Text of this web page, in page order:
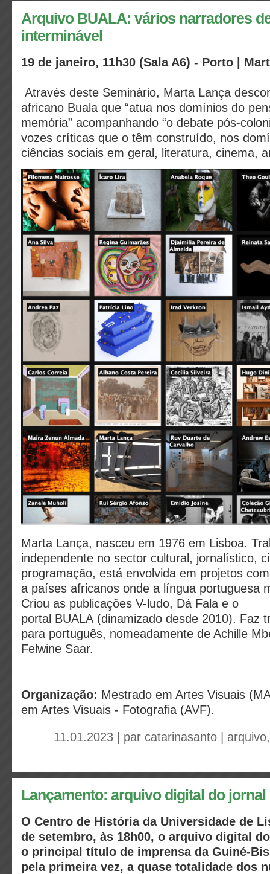
Arquivo BUALA: vários narradores
interminável
19 de janeiro, 11h30 (Sala A6) - Porto |
Através deste Seminário, Marta Lança
africano Buala que “atua nos domínios do
memória” acompanhando “o debate pós-
vozes críticas que o têm construído, nos
ciências sociais em geral, literatura, cinema,
Marta Lança, nasceu em 1976 em Lisboa.
independente no sector cultural, jornalístico,
programação, está envolvida em projetos
a países africanos onde a língua portuguesa
Criou as publicações V-ludo, Dá Fala e o
portal BUALA (dinamizado desde 2010). Faz
para português, nomeadamente de Achille
Felwine Saar.
Organização: Mestrado em Artes Visuais
em Artes Visuais - Fotografia (AVF).
11.01.2023 | par catarinasanto arquivo
Lançamento: arquivo digital do jornal
O Centro de História da Universidade de
de setembro, às 18h00, o arquivo digital
o principal título de imprensa da Guiné-
pela primeira vez, a quase totalidade dos